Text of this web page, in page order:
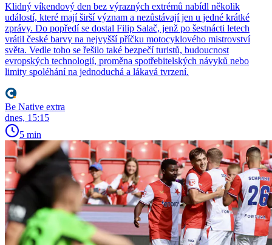
Klidný víkendový den bez výrazných extrémů nabídl několik
událostí, které mají širší význam a nezůstávají jen u jedné krátké
zprávy. Do popředí se dostal Filip Salač, jenž po šestnácti letech
vrátil české barvy na nejvyšší příčku motocyklového mistrovství
světa. Vedle toho se řešilo také bezpečí turistů, budoucnost
evropských technologií, proměna spotřebitelských návyků nebo
limity spoléhání na jednoduchá a lákavá tvrzení.
Be Native extra
dnes, 15:15
5 min